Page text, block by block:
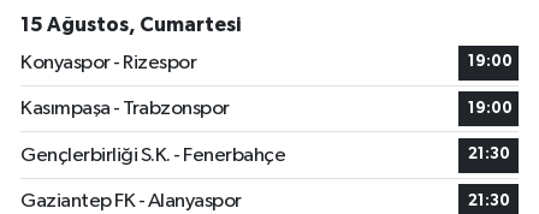
15 Ağustos, Cumartesi
Konyaspor - Rizespor
19:00
Kasımpaşa - Trabzonspor 19:00
Gençlerbirliği S.K. - Fenerbahçe 21:30
Gaziantep FK - Alanyaspor 21:30